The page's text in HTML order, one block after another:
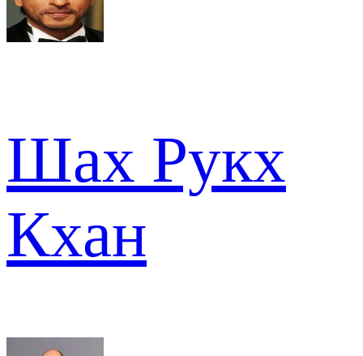
Шах Рукх
Кхан